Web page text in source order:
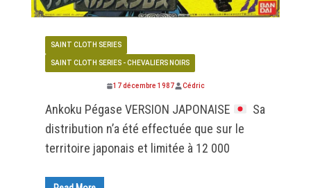
SAINT CLOTH SERIES
SAINT CLOTH SERIES - CHEVALIERS NOIRS
17 décembre 1987 Cédric
Ankoku Pégase VERSION JAPONAISE
Sa
distribution n’a été effectuée que sur le
territoire japonais et limitée à 12 000